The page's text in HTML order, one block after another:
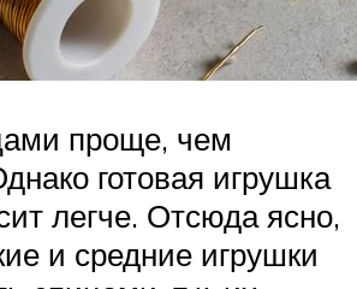
проще, чем
готовая игрушка
легче. Отсюда ясно,
и средние игрушки